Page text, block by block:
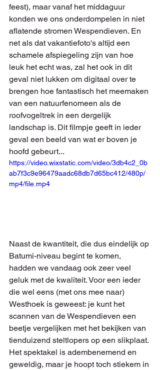
feest), maar vanaf het middaguur
konden we ons onderdompelen in niet
aflatende stromen Wespendieven. En
net als dat vakantiefoto's altijd een
schamele afspiegeling zijn van hoe
leuk het echt was, zal het ook in dit
geval niet lukken om digitaal over te
brengen hoe fantastisch het meemaken
van een natuurfenomeen als de
roofvogeltrek in een dergelijk
landschap is. Dit filmpje geeft in ieder
geval een beeld van wat er boven je
hoofd gebeurt...
https://video.wixstatic.com/video/3db4c2_0b
ab7f3c9e96479aadc68db7d65bc412/480p/
mp4/file.mp4
Naast de kwantiteit, die dus eindelijk op
Batumi-niveau begint te komen,
hadden we vandaag ook zeer veel
geluk met de kwaliteit. Voor een ieder
die wel eens (met ons mee naar)
Westhoek is geweest: je kunt het
scannen van de Wespendieven een
beetje vergelijken met het bekijken van
tienduizend steltlopers op een slikplaat.
Het spektakel is adembenemend en
geweldig, maar je hoopt toch stiekem in